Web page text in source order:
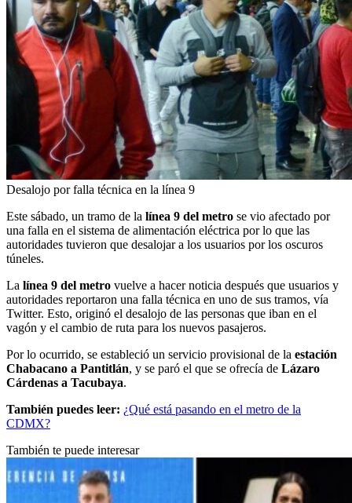
Desalojo por falla técnica en la línea 9
Este sábado, un tramo de la línea 9 del metro se vio afectado por
una falla en el sistema de alimentación eléctrica por lo que las
autoridades tuvieron que desalojar a los usuarios por los oscuros
túneles.
La línea 9 del metro vuelve a hacer noticia después que usuarios y
autoridades reportaron una falla técnica en uno de sus tramos, vía
Twitter. Esto, originó el desalojo de las personas que iban en el
vagón y el cambio de ruta para los nuevos pasajeros.
Por lo ocurrido, se estableció un servicio provisional de la estación
Chabacano a Pantitlán, y se paró el que se ofrecía de Lázaro
Cárdenas a Tacubaya.
También puedes leer: ¿Qué está pasando en el metro de la
CDMX?
También te puede interesar